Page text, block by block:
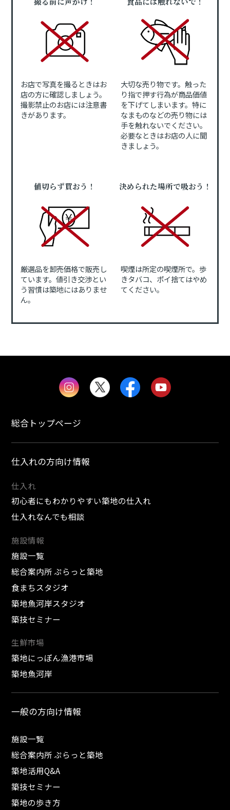
お店で写真を撮るときはお
店の方に確認しましょう。
撮影禁止のお店には注意書
きがあります。
大切な売り物です。触った
り指で押す行為が商品価値
を下げてしまいます。特に
なまものなどの売り物には
手を触れないでください。
必要なときはお店の人に聞
きましょう。
値切らず買おう！
厳選品を卸売価格で販売し
ています。値引き交渉とい
う習慣は築地にはありませ
ん。
決められた場所で吸おう！
喫煙は所定の喫煙所で。歩
きタバコ、ポイ捨てはやめ
てください。
総合トップページ
仕入れの方向け情報
仕入れ
初心者にもわかりやすい築地の仕入れ
仕入れなんでも相談
施設情報
施設一覧
総合案内所 ぷらっと築地
食まちスタジオ
築地魚河岸スタジオ
築技セミナー
生鮮市場
築地にっぽん漁港市場
築地魚河岸
一般の方向け情報
施設一覧
総合案内所 ぷらっと築地
築地活用Q&A
築技セミナー
築地の歩き方